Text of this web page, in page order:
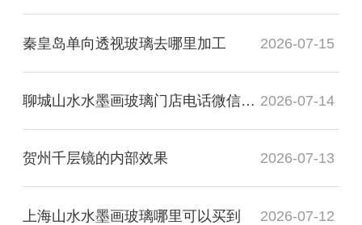
秦皇岛单向透视玻璃去哪里加工 2026-07-15
聊城山水水墨画玻璃门店电话微信是多少？ 2026-07-14
贺州千层镜的内部效果 2026-07-13
上海山水水墨画玻璃哪里可以买到 2026-07-12